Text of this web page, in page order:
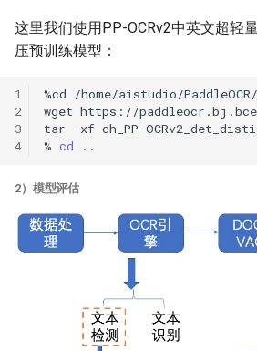
这里我们使用PP-OCRv2中英文超轻
压预训练模型：
1
2
3
4
%cd
wget
tar -xf ch_PP-
% cd
2）模型评估